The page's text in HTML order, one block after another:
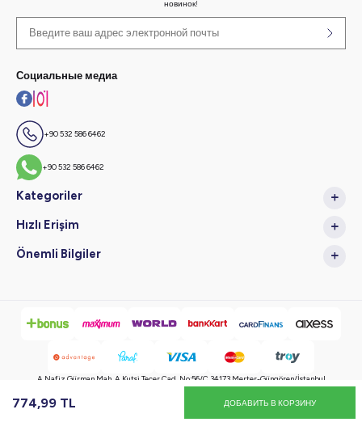
774,99 TL ДОБАВИТЬ В КОРЗИНУ
новинок!
Социальные медиа
+90 532 586 6462
+90 532 586 6462
Kategoriler
Hızlı Erişim
Önemli Bilgiler
A.Nafiz Gürman Mah. A.Kutsi Tecer Cad. No:56/C 34173 Merter-Güngören/İstanbul